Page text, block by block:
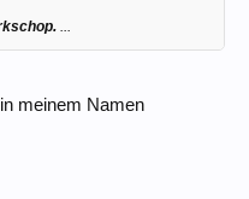
...
meinem Namen